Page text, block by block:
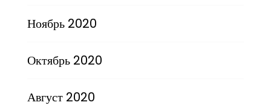
Ноябрь 2020
Октябрь 2020
Август 2020